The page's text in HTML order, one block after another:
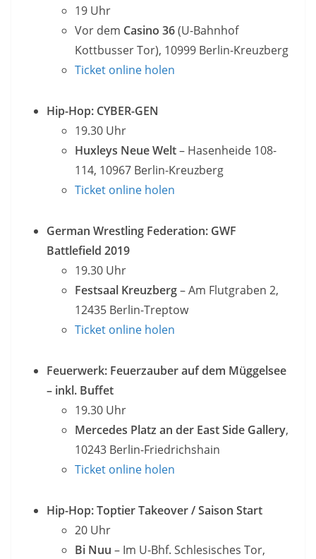
19 Uhr
Vor dem Casino 36(U-Bahnhof
Kottbusser Tor), 10999 Berlin-Kreuzberg
Ticket online holen
Hip-Hop: CYBER-GEN
19.30 Uhr
Huxleys Neue Welt– Hasenheide 108-
114, 10967 Berlin-Kreuzberg
Ticket online holen
German Wrestling Federation: GWF
Battlefield 2019
19.30 Uhr
Festsaal Kreuzberg– Am Flutgraben 2,
12435 Berlin-Treptow
Ticket online holen
Feuerwerk: Feuerzauber auf dem Müggelsee
– inkl. Buffet
19.30 Uhr
Mercedes Platz an der East Side Gallery,
10243 Berlin-Friedrichshain
Ticket online holen
Hip-Hop: Toptier Takeover / Saison Start
20 Uhr
Bi Nuu – Im U-Bhf. Schlesisches Tor,